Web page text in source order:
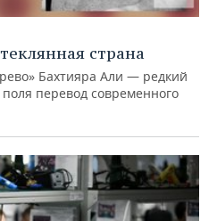
страна
Бахтияра Али — редкий
перевод современного